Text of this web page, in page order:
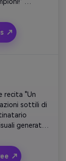
con la
squadra
↗
recita "Un
sottili di
generati
↗